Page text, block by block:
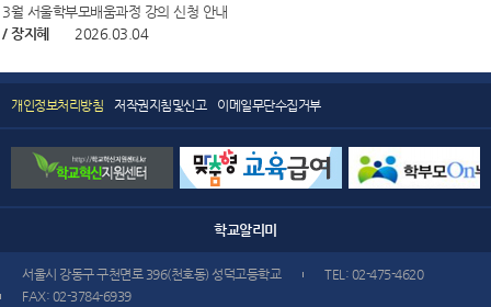
3월 서울학부모배움과정 강의 신청 안내
/ 장지혜
2026.03.04
개인정보처리방침 저작권지침및신고 이메일무단수집거부
학교알리미
서울시 강동구 구천면로 396(천호동) 성덕고등학교
TEL: 02-475-4620
FAX: 02-3784-6939